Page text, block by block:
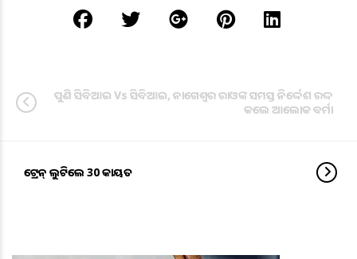
ପୁଣି ସିବିଆଇ Vs ସିବିଆଇ, ନାଗେଶ୍ବର ରାଓଙ୍କ ସମସ୍ତ ନିର୍ଦ୍ଦେଶ ରଦ୍ଦ
କଲେ ଆଲୋକ ବର୍ମା
ଟ୍ରେନ୍‌ ଲୁଟିଲେ 30 ଡକାୟତ